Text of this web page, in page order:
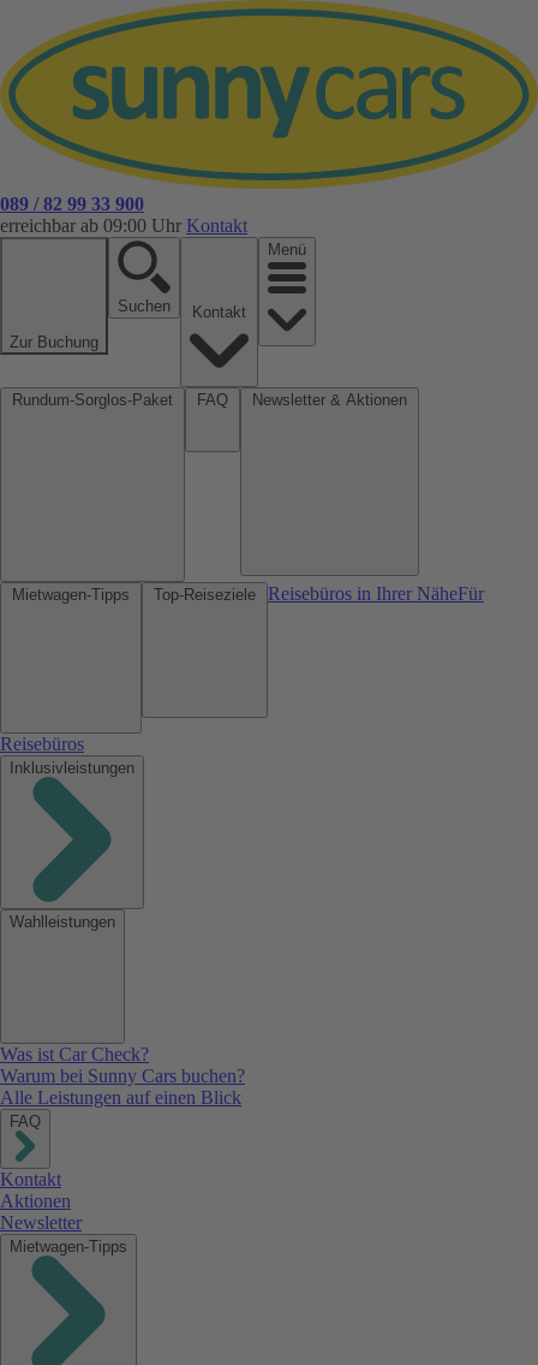
089 / 82 99 33 900
erreichbar ab 09:00 Uhr Kontakt
Zur Buchung
Suchen
Menü
Reisebüros in Ihrer NäheFür
Reisebüros
Inklusivleistungen
Wahlleistungen
Was ist Car Check?
Warum bei Sunny Cars buchen?
Alle Leistungen auf einen Blick
FAQ
Kontakt
Aktionen
Newsletter
Mietwagen-Tipps